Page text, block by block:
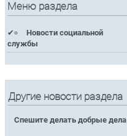
Меню раздела
Новости социальной
службы
Другие новости раздела
Спешите делать добрые дела